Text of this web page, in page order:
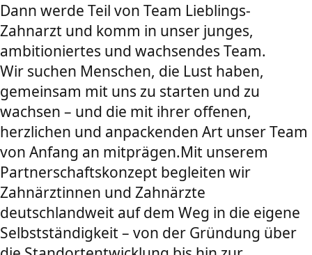
Dann werde Teil von Team Lieblings-
Zahnarzt und komm in unser junges,
ambitioniertes und wachsendes Team.
Wir suchen Menschen, die Lust haben,
gemeinsam mit uns zu starten und zu
wachsen – und die mit ihrer offenen,
herzlichen und anpackenden Art unser Team
von Anfang an mitprägen.Mit unserem
Partnerschaftskonzept begleiten wir
Zahnärztinnen und Zahnärzte
deutschlandweit auf dem Weg in die eigene
Selbstständigkeit – von der Gründung über